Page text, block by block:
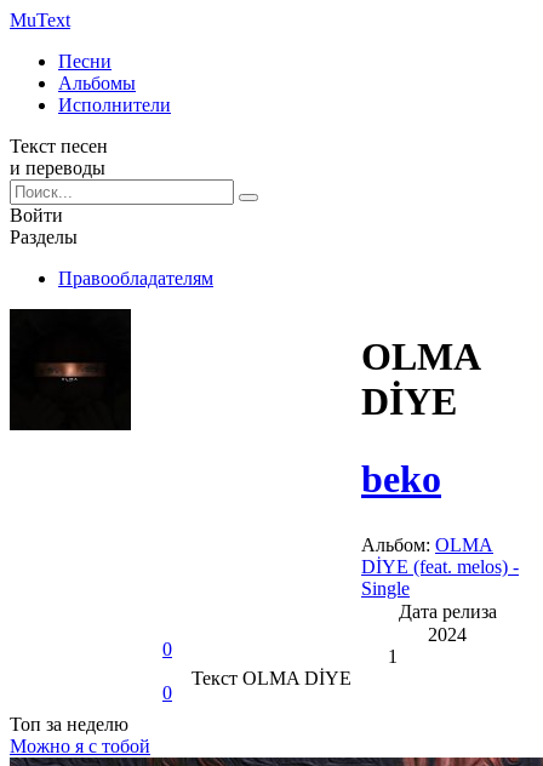
MuText
Песни
Альбомы
Исполнители
Текст песен
и переводы
Войти
Разделы
Правообладателям
0
0
OLMA
DİYE
beko
Альбом: OLMA
DİYE (feat. melos) -
Single
Дата релиза
2024
1
Текст OLMA DİYE
Топ за неделю
Можно я с тобой